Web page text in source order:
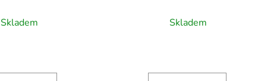
Skladem Skladem